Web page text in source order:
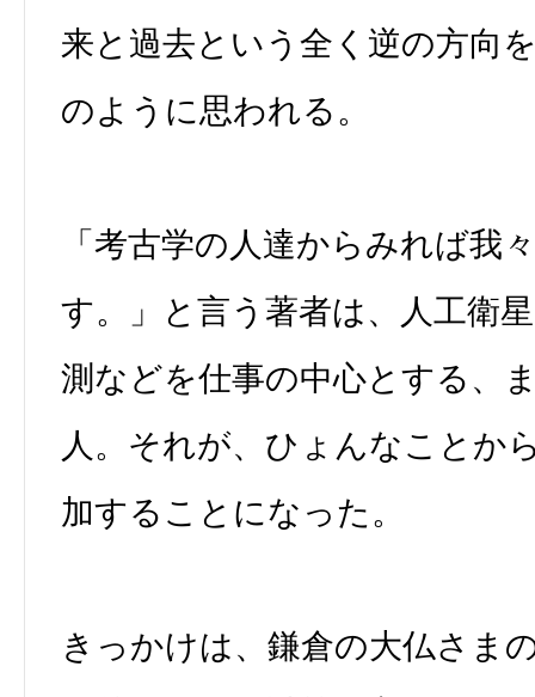
来と過去という全く逆の方向
のように思われる。
「考古学の人達からみれば我
す。」と言う著者は、人工衛
測などを仕事の中心とする、
人。それが、ひょんなことか
加することになった。
きっかけは、鎌倉の大仏さま